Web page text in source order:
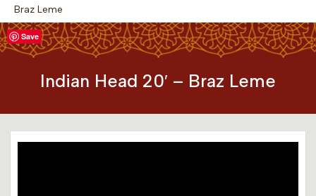
Braz Leme
Indian Head 20′ – Braz Leme
Save